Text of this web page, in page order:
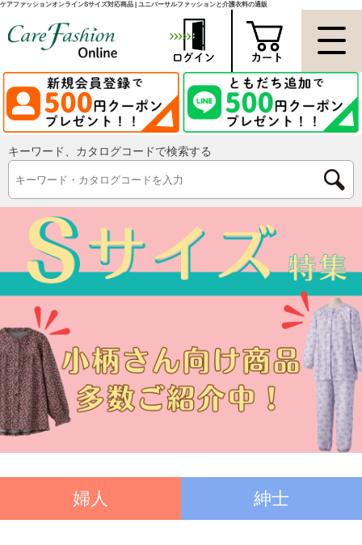
ケアファッションオンラインSサイズ対応商品 | ユニバーサルファッションと介護衣料の通販
キーワード、カタログコードで検索する
婦人 紳士